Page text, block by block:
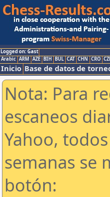
Logged on: Gast
Arabic ARM AZE BIH BUL CAT CHN CRO
Inicio Base de datos de
Nota: Para
escaneos
Yahoo,
semanas se
botón: